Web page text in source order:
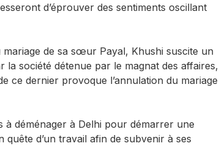
d’éprouver des sentiments oscillant
de sa sœur Payal, Khushi suscite un
la société détenue par le magnat des affaires,
ce dernier provoque l’annulation du mariage
déménager à Delhi pour démarrer une
d’un travail afin de subvenir à ses